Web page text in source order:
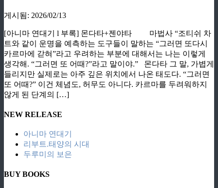
게시됨: 2026/02/13
[아니마 연대기 l 부록] 몬다타+젠야타 마법사 “조티쉬 차
트와 같이 운명을 예측하는 도구들이 말하는 “그러면 또다시
카르마에 갇혀”라고 우려하는 부분에 대해서는 나는 이렇게
생각해. “그러면 또 어때?”라고 말이야.” 몬다타 그 말, 가볍게
들리지만 실제로는 아주 깊은 위치에서 나온 태도다. “그러면
또 어때?” 이건 체념도, 허무도 아니다. 카르마를 두려워하지
않게 된 단계의 […]
NEW RELEASE
아니마 연대기
리부트.태양의 시대
두루미의 보은
BUY BOOKS